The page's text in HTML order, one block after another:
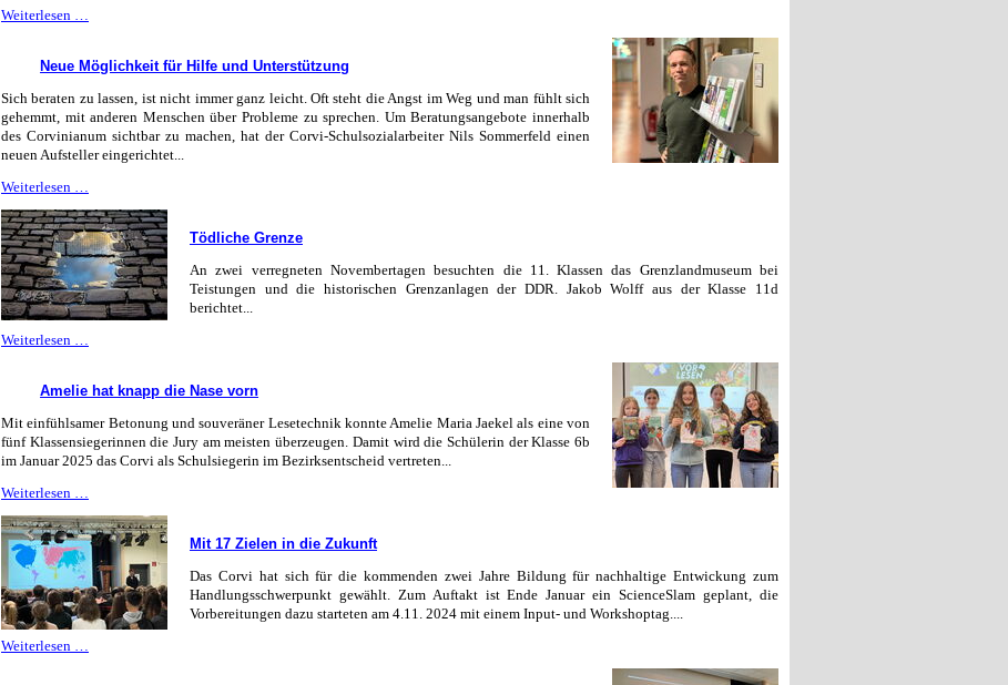
Weiterlesen …
Neue Möglichkeit für Hilfe und Unterstützung
Sich beraten zu lassen, ist nicht immer ganz leicht. Oft steht die Angst im Weg und man fühlt sich
gehemmt, mit anderen Menschen über Probleme zu sprechen. Um Beratungsangebote innerhalb
des Corvinianum sichtbar zu machen, hat der Corvi-Schulsozialarbeiter Nils Sommerfeld einen
neuen Aufsteller eingerichtet...
Weiterlesen …
für
Hilfe
und
Unterstützung
Tödliche Grenze
An zwei verregneten Novembertagen besuchten die 11. Klassen das Grenzlandmuseum bei
Teistungen und die historischen Grenzanlagen der DDR. Jakob Wolff aus der Klasse 11d
berichtet...
Weiterlesen …
Amelie hat knapp die Nase vorn
Mit einfühlsamer Betonung und souveräner Lesetechnik konnte Amelie Maria Jaekel als eine von
fünf Klassensiegerinnen die Jury am meisten überzeugen. Damit wird die Schülerin der Klasse 6b
im Januar 2025 das Corvi als Schulsiegerin im Bezirksentscheid vertreten...
Weiterlesen …
knapp
die
Nase
vorn
Mit 17 Zielen in die Zukunft
Das Corvi hat sich für die kommenden zwei Jahre Bildung für nachhaltige Entwickung zum
Handlungsschwerpunkt gewählt. Zum Auftakt ist Ende Januar ein ScienceSlam geplant, die
Vorbereitungen dazu starteten am 4.11. 2024 mit einem Input- und Workshoptag....
Weiterlesen …